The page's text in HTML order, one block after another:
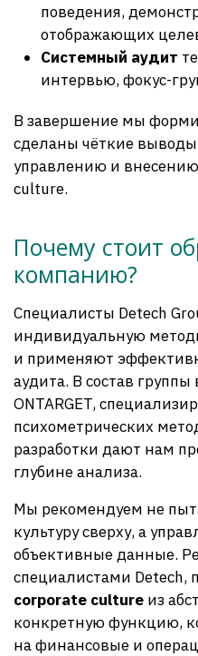
поведения,
отображающих
Системный аудит
интервью, фокус-
В завершение мы
сделаны чёткие
управлению и
culture.
Почему стоит
компанию?
Специалисты Detech
индивидуальную
и применяют
аудита. В состав
ONTARGET,
психометрических
разработки дают нам
глубине анализа.
Мы рекомендуем не
культуру сверху, а
объективные данные.
специалистами Detech,
corporate culture из
конкретную функцию,
на финансовые и